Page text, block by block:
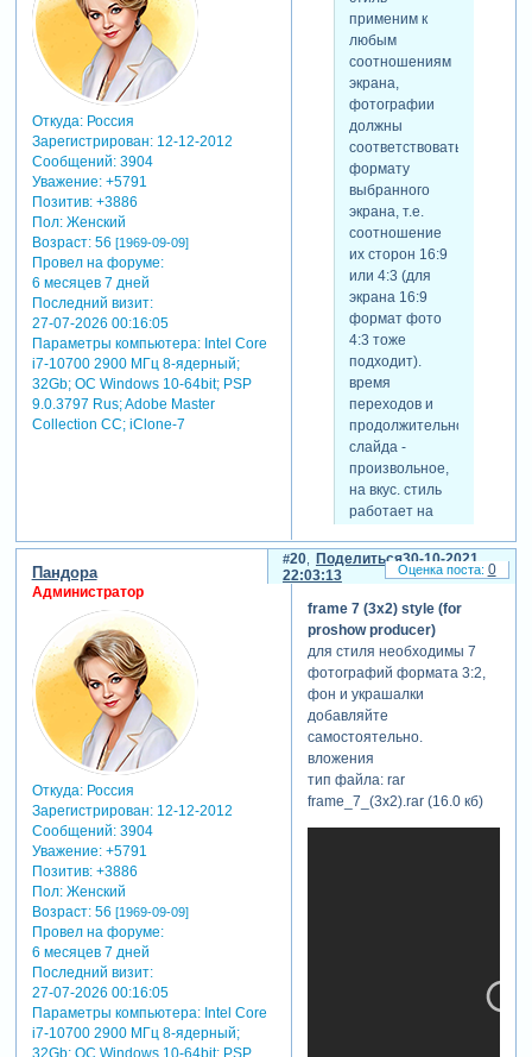
текстовые.
надписью,
который
появляется в
начале
деморолика.
скрытый
текст:
для просмотра
скрытого текста
-
Зарегистрируйтесь,
чтобы увидеть
ссылкиили
зарегистрируйтесь.
стилях
заготовки для
текстовых
картинок не
нужны, то
после
применения
стиля эти слои
можно удалить.
они
расположены в
самом верху
слайда, под
масками (может
быть и в
середине один
слой картинки,
с маской или
без).
расположением
текстовых
картинок, как и
их масштабом,
можно
управлять с
помощью
самого нижнего
слоя text block
controlling.
просто
перетаскивайте
слой мышкой в
окне просмотра
на новую
позицию,
копируйте
положение во
второй кк и
Откуда:Россия
Зарегистрирован: 12-12-2012
Сообщений:3904
Уважение: +5791
Позитив: +3886
Пол:Женский
Возраст:56 [1969-09-09]
Провел на форуме:
6 месяцев 7 дней
Последний визит:
27-07-2026 00:16:05
Параметры компьютера:Intel Core
i7-10700 2900 МГц 8-ядерный;
32Gb; ОС Windows 10-64bit; PSP
9.0.3797 Rus; Adobe Master
Collection СС; iClone-7
применим к
любым
соотношениям
экрана,
фотографии
должны
соответствовать
формату
выбранного
экрана, т.е.
соотношение
их сторон 16:9
или 4:3 (для
экрана 16:9
формат фото
4:3 тоже
подходит).
время
переходов и
продолжительность
слайда -
произвольное,
на вкус. стиль
работает на
в старых
версиях
возможно не
пойдёт. оттенок
свитка можно
менять (см.
картинку в теме
форума),
фон - тоже,
после
применения
стиля (самый
нижний слой в
Поделиться
20
30-10-2021
22:03:13
Пандора
Администратор
Откуда:Россия
Зарегистрирован: 12-12-2012
Сообщений:3904
Уважение: +5791
Позитив: +3886
Пол:Женский
Возраст:56 [1969-09-09]
Провел на форуме:
6 месяцев 7 дней
Последний визит:
27-07-2026 00:16:05
Параметры компьютера:Intel Core
i7-10700 2900 МГц 8-ядерный;
32Gb; ОС Windows 10-64bit; PSP
frame 7 (3x2) style (for
proshow producer)
для стиля необходимы 7
фотографий формата 3:2,
фон и украшалки
добавляйте
самостоятельно.
вложения
тип файла: rar
frame_7_(3x2).rar‎ (16.0 кб)
0